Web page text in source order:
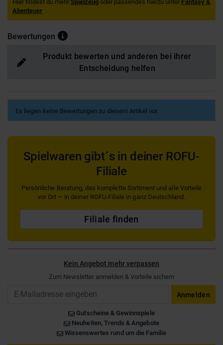
Hier findest du mehr Spielzeug oder passendes hierzu unter Fantasy &
Abenteuer
Bewertungen
Produkt bewerten und anderen bei ihrer
Entscheidung helfen
Es liegen keine Bewertungen zu diesem Artikel vor.
Spielwaren gibt´s in deiner ROFU-
Filiale
Persönliche Beratung, das komplette Sortiment und alle Vorteile
vor Ort — in deiner ROFU-Filiale in ganz Deutschland.
Filiale finden
Kein Angebot mehr verpassen
Zum Newsletter anmelden & Vorteile sichern
Anmelden
Gutscheine & Gewinnspiele
Neuheiten, Trends & Angebote
Wissenswertes rund um die Familie